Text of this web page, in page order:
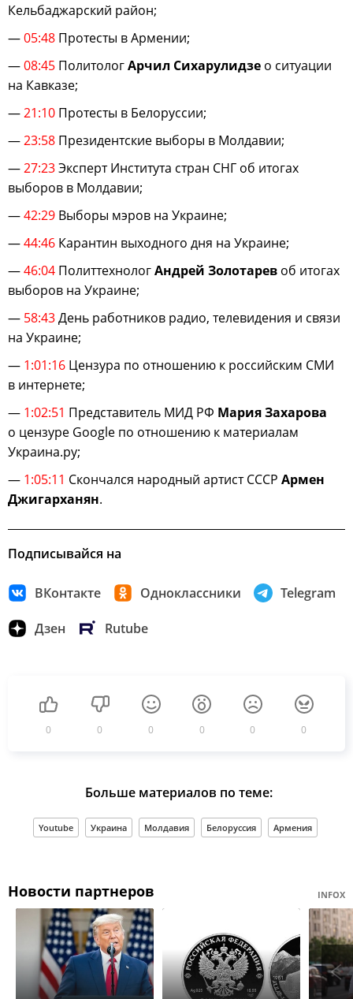
Кельбаджарский район;
—05:48 Протесты в Армении;
—08:45 ПолитологАрчил Сихарулидзе о ситуации
на Кавказе;
—21:10 Протесты в Белоруссии;
—23:58 Президентские выборы в Молдавии;
—27:23Эксперт Института стран СНГ об итогах
выборов в Молдавии;
—42:29 Выборы мэров на Украине;
—44:46 Карантин выходного дня на Украине;
—46:04 ПолиттехнологАндрей Золотарев об итогах
выборов на Украине;
— 58:43День работников радио, телевидения и связи
на Украине;
— 1:01:16 Цензура по отношению к российским СМИ
в интернете;
— 1:02:51 Представитель МИД РФ Мария Захарова
о цензуре Google по отношению к материалам
Украина.ру;
— 1:05:11 Скончался народный артист СССР Армен
Джигарханян.
Подписывайся на
ВКонтакте Одноклассники Telegram
Дзен Rutube
0 0 0 0 0 0
Больше материалов по теме:
Youtube Украина Молдавия Белоруссия Армения
Новости партнеров INFOX